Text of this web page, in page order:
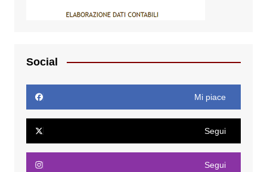
Social
Mi piace
Segui
Segui